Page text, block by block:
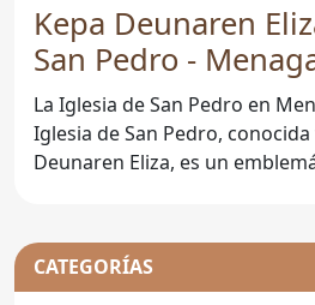
Kepa Deunaren
San Pedro -
La Iglesia de San Pedro en
Iglesia de San Pedro,
Deunaren Eliza, es un
CATEGORÍAS